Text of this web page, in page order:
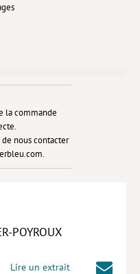
<<
<<
– Corporate
la commande
de nous contacter
POYROUX
Lire un extrait